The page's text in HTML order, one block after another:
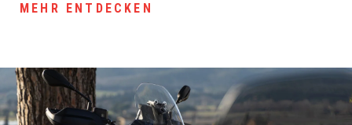
MEHR ENTDECKEN